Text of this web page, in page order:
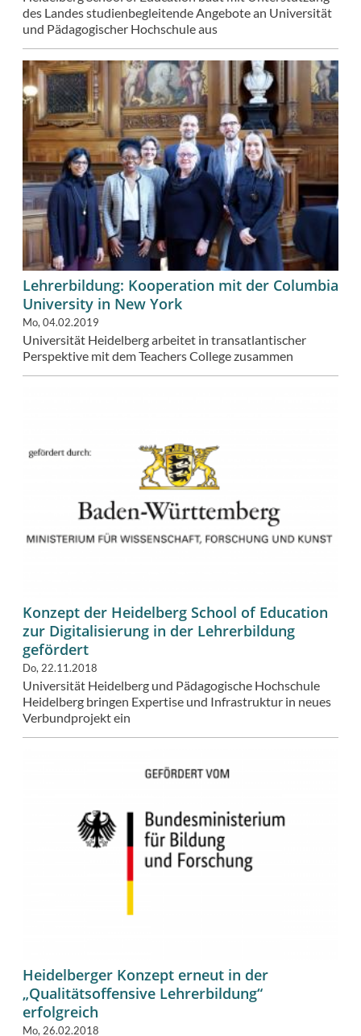
des Landes studienbegleitende Angebote an Universität
und Pädagogischer Hochschule aus
Lehrerbildung: Kooperation mit der Columbia
University in New York
Mo, 04.02.2019
Universität Heidelberg arbeitet in transatlantischer
Perspektive mit dem Teachers College zusammen
Konzept der Heidelberg School of Education
zur Digitalisierung in der Lehrerbildung
gefördert
Do, 22.11.2018
Universität Heidelberg und Pädagogische Hochschule
Heidelberg bringen Expertise und Infrastruktur in neues
Verbundprojekt ein
Heidelberger Konzept erneut in der
„Qualitätsoffensive Lehrerbildung“
erfolgreich
Mo, 26.02.2018